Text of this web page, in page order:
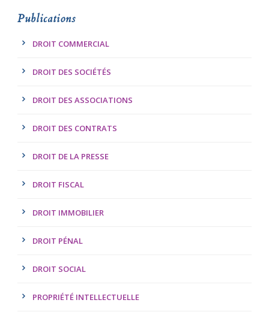
Publications
DROIT COMMERCIAL
DROIT DES SOCIÉTÉS
DROIT DES ASSOCIATIONS
DROIT DES CONTRATS
DROIT DE LA PRESSE
DROIT FISCAL
DROIT IMMOBILIER
DROIT PÉNAL
DROIT SOCIAL
PROPRIÉTÉ INTELLECTUELLE